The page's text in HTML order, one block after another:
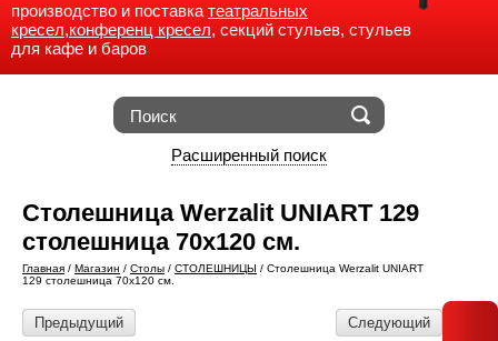
производство и поставка театральных
кресел,конференц кресел, секций стульев, стульев
для кафе и баров
Расширенный поиск
Столешница Werzalit UNIART 129
столешница 70х120 см.
Главная / Магазин / Столы / СТОЛЕШНИЦЫ / Столешница Werzalit UNIART
129 столешница 70х120 см.
Предыдущий Следующий